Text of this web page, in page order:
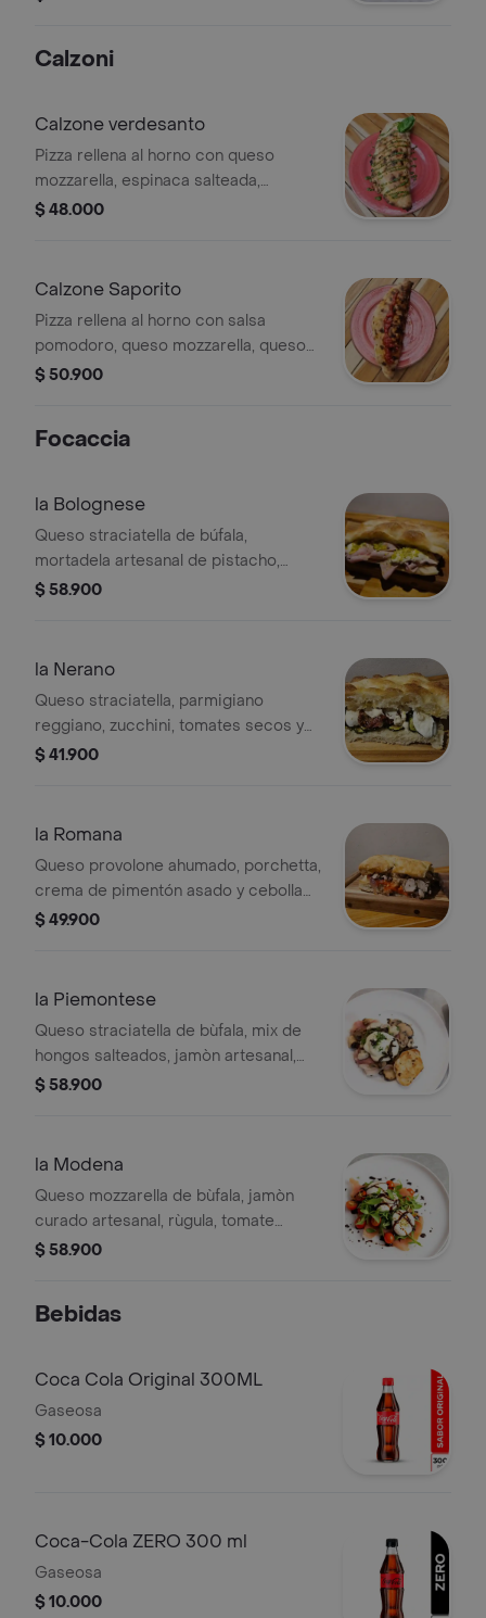
Calzoni
Calzone verdesanto
Pizza rellena al horno con queso
mozzarella, espinaca salteada,
chamnpiñones, alchacofas y pesto de
$ 48.000
Calzone Saporito
Pizza rellena al horno con salsa
pomodoro, queso mozzarella, queso
provolone ahumado, chorizo toscano
$ 50.900
Focaccia
la Bolognese
Queso straciatella de búfala,
mortadela artesanal de pistacho,
pesto de pistachos y pistachos en
$ 58.900
la Nerano
Queso straciatella, parmigiano
reggiano, zucchini, tomates secos y
hierbabuena en pan artesanal.
$ 41.900
la Romana
Queso provolone ahumado, porchetta,
crema de pimentón asado y cebolla
caramelizada en pan artesanal.
$ 49.900
la Piemontese
Queso straciatella de bùfala, mix de
hongos salteados, jamòn artesanal,
crema de trufa negra.
$ 58.900
la Modena
Queso mozzarella de bùfala, jamòn
curado artesanal, rùgula, tomate
uvalina, pesto de albahaca y vinagre
$ 58.900
Bebidas
Coca Cola Original 300ML
Gaseosa
$ 10.000
Coca-Cola ZERO 300 ml
Gaseosa
$ 10.000